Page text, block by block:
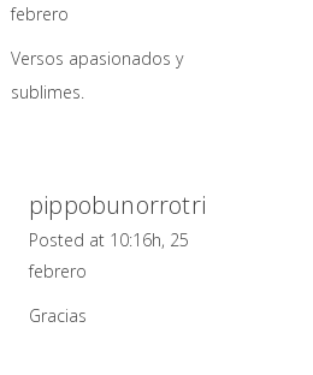
febrero
Versos apasionados y
sublimes.
pippobunorrotri
Posted at 10:16h, 25
febrero
Gracias